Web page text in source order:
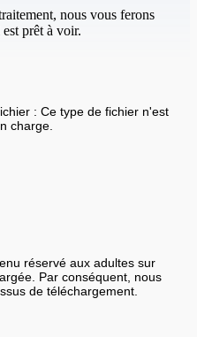
nous vous ferons
prêt à voir.
: Ce type de fichier n'est
charge.
réservé aux adultes sur
Par conséquent, nous
de téléchargement.